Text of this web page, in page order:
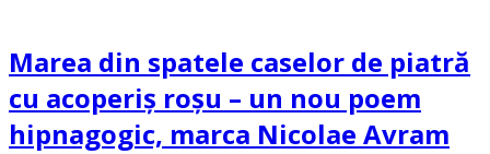
Marea din spatele caselor de piatră
cu acoperiș roșu – un nou poem
hipnagogic, marca Nicolae Avram